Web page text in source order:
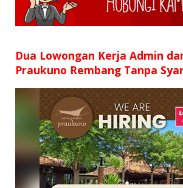
SMP
D3
SURAT LAMARAN
Dua Lowongan Kerja Admin
Praukuno Rembang Tanpa